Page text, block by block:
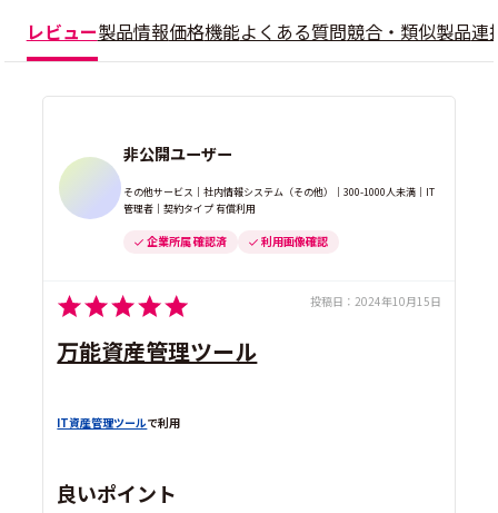
レビュー製品情報価格機能よくある質問競合・類似製品連
非公開ユーザー
その他サービス｜社内情報システム（その他）｜300-1000人未満｜IT
管理者｜契約タイプ 有償利用
企業所属 確認済 利用画像確認
投稿日： 2024年10月15日
万能資産管理ツール
IT資産管理ツールで利用
良いポイント